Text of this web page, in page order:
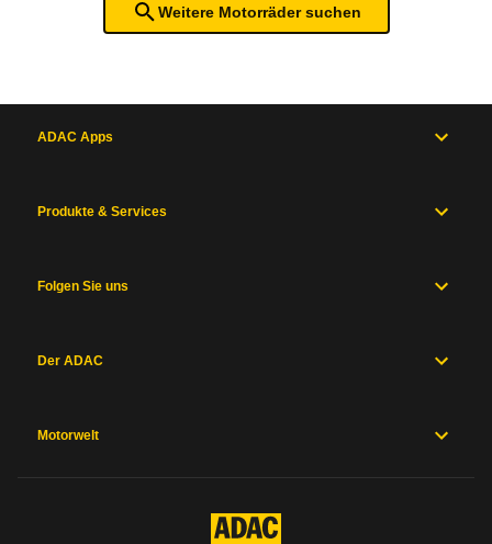
Weitere Motorräder suchen
ADAC Apps
Produkte & Services
Folgen Sie uns
Der ADAC
Motorwelt